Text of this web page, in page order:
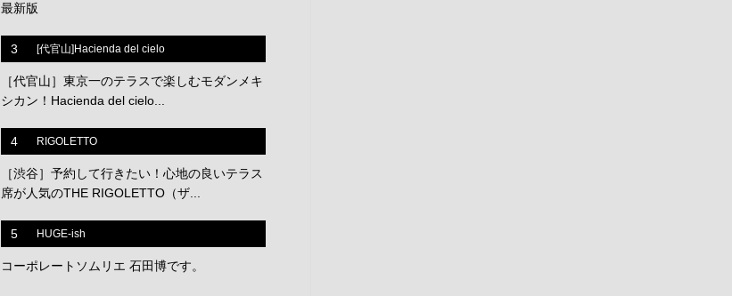
最新版
3 [代官山]Hacienda del cielo
［代官山］東京一のテラスで楽しむモダンメキ
シカン！Hacienda del cielo...
4 RIGOLETTO
［渋谷］予約して行きたい！心地の良いテラス
席が人気のTHE RIGOLETTO（ザ...
5 HUGE-ish
コーポレートソムリエ 石田博です。